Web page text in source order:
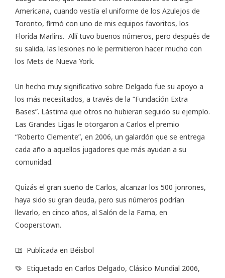
Americana, cuando vestía el uniforme de los Azulejos de
Toronto, firmó con uno de mis equipos favoritos, los
Florida Marlins. Allí tuvo buenos números, pero después de
su salida, las lesiones no le permitieron hacer mucho con
los Mets de Nueva York.
Un hecho muy significativo sobre Delgado fue su apoyo a
los más necesitados, a través de la “Fundación Extra
Bases”. Lástima que otros no hubieran seguido su ejemplo.
Las Grandes Ligas le otorgaron a Carlos el premio
“Roberto Clemente”, en 2006, un galardón que se entrega
cada año a aquellos jugadores que más ayudan a su
comunidad.
Quizás el gran sueño de Carlos, alcanzar los 500 jonrones,
haya sido su gran deuda, pero sus números podrían
llevarlo, en cinco años, al Salón de la Fama, en
Cooperstown.
Publicada en Béisbol
Etiquetado en Carlos Delgado, Clásico Mundial 2006,